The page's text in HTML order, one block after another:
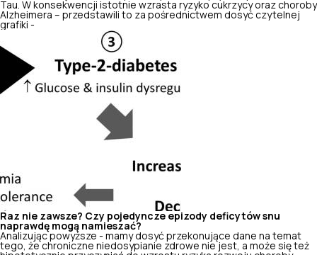
Tau. W konsekwencji istotnie wzrasta ryzyko cukrzycy oraz choroby
Alzheimera – przedstawili to za pośrednictwem dosyć czytelnej
grafiki -
Raz nie zawsze? Czy pojedyncze epizody deficytów snu
naprawdę mogą namieszać?
Analizując powyższe - mamy dosyć przekonujące dane na temat
tego, że chroniczne niedosypianie zdrowe nie jest, a może się też